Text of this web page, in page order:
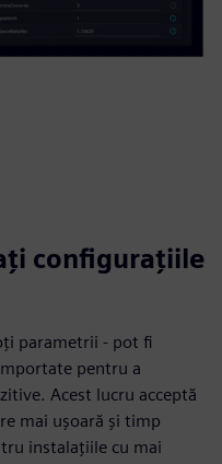
configurațiile
parametrii - pot fi
pentru a
Acest lucru acceptă
mai ușoară și timp
instalațiile cu mai